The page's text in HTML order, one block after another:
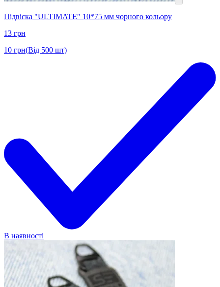
Підвіска "ULTIMATE" 10*75 мм чорного кольору
13 грн
10 грн(Від 500 шт)
В наявності